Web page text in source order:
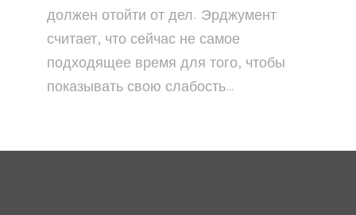
должен отойти от дел. Эрджумент
считает, что сейчас не самое
подходящее время для того, чтобы
показывать свою слабость…